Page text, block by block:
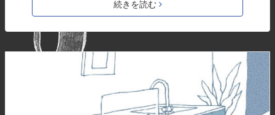
続きを読む